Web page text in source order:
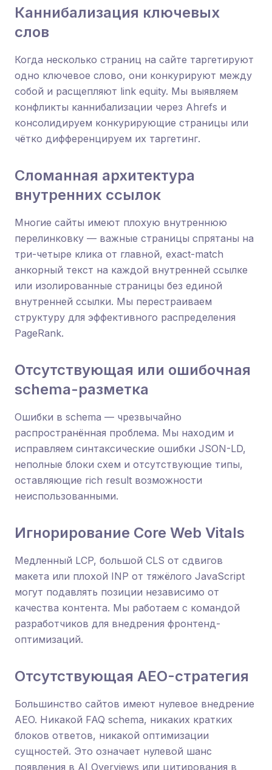
Каннибализация ключевых
слов
Когда несколько страниц на сайте таргетируют
одно ключевое слово, они конкурируют между
собой и расщепляют link equity. Мы выявляем
конфликты каннибализации через Ahrefs и
консолидируем конкурирующие страницы или
чётко дифференцируем их таргетинг.
Сломанная архитектура
внутренних ссылок
Многие сайты имеют плохую внутреннюю
перелинковку — важные страницы спрятаны на
три-четыре клика от главной, exact-match
анкорный текст на каждой внутренней ссылке
или изолированные страницы без единой
внутренней ссылки. Мы перестраиваем
структуру для эффективного распределения
PageRank.
Отсутствующая или ошибочная
schema-разметка
Ошибки в schema — чрезвычайно
распространённая проблема. Мы находим и
исправляем синтаксические ошибки JSON-LD,
неполные блоки схем и отсутствующие типы,
оставляющие rich result возможности
неиспользованными.
Игнорирование Core Web Vitals
Медленный LCP, большой CLS от сдвигов
макета или плохой INP от тяжёлого JavaScript
могут подавлять позиции независимо от
качества контента. Мы работаем с командой
разработчиков для внедрения фронтенд-
оптимизаций.
Отсутствующая AEO-стратегия
Большинство сайтов имеют нулевое внедрение
AEO. Никакой FAQ schema, никаких кратких
блоков ответов, никакой оптимизации
сущностей. Это означает нулевой шанс
появления в AI Overviews или цитирования в